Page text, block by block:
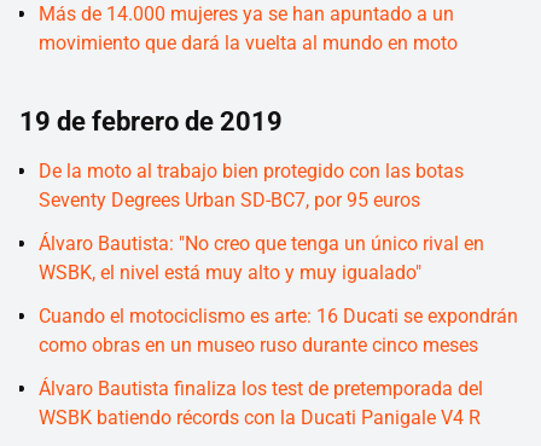
Más de 14.000 mujeres ya se han apuntado a un
movimiento que dará la vuelta al mundo en moto
19 de febrero de 2019
De la moto al trabajo bien protegido con las botas
Seventy Degrees Urban SD-BC7, por 95 euros
Álvaro Bautista: "No creo que tenga un único rival en
WSBK, el nivel está muy alto y muy igualado"
Cuando el motociclismo es arte: 16 Ducati se expondrán
como obras en un museo ruso durante cinco meses
Álvaro Bautista finaliza los test de pretemporada del
WSBK batiendo récords con la Ducati Panigale V4 R